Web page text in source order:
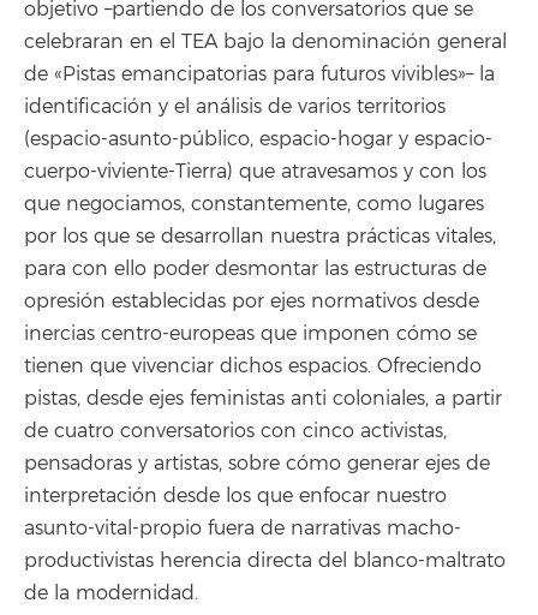
objetivo –partiendo de los conversatorios que se
celebraran en el TEA bajo la denominación general
de «Pistas emancipatorias para futuros vivibles»– la
identificación y el análisis de varios territorios
(espacio-asunto-público, espacio-hogar y espacio-
cuerpo-viviente-Tierra) que atravesamos y con los
que negociamos, constantemente, como lugares
por los que se desarrollan nuestra prácticas vitales,
para con ello poder desmontar las estructuras de
opresión establecidas por ejes normativos desde
inercias centro-europeas que imponen cómo se
tienen que vivenciar dichos espacios. Ofreciendo
pistas, desde ejes feministas anti coloniales, a partir
de cuatro conversatorios con cinco activistas,
pensadoras y artistas, sobre cómo generar ejes de
interpretación desde los que enfocar nuestro
asunto-vital-propio fuera de narrativas macho-
productivistas herencia directa del blanco-maltrato
de la modernidad.